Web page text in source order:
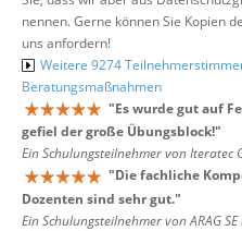
nennen. Gerne können Sie Kopien
uns anfordern!
Weitere 9274
Beratungsmaßnahmen
"Es wurde gut auf
gefiel der große Übungsblock!"
Ein Schulungsteilnehmer von Iteratec
"Die fachliche
Dozenten sind sehr gut."
Ein Schulungsteilnehmer von ARAG